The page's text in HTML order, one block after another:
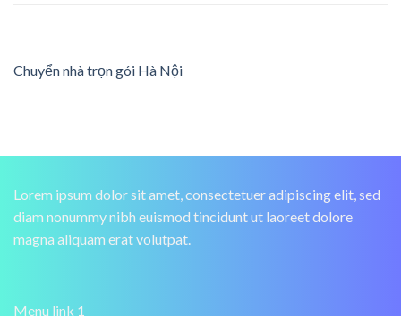
Chuyển nhà trọn gói Hà Nội
Lorem ipsum dolor sit amet, consectetuer adipiscing elit, sed
diam nonummy nibh euismod tincidunt ut laoreet dolore
magna aliquam erat volutpat.
Menu link 1